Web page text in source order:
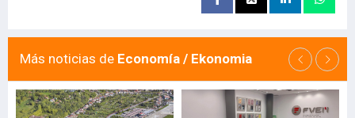
Más noticias de Economía / Ekonomia